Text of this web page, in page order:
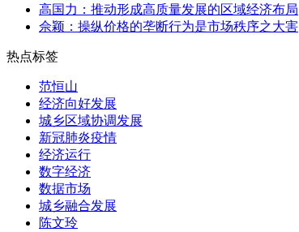
高国力：推动形成高质量发展的区域经济布局
佘颖：操纵价格的垄断行为是市场秩序之大害
热点标签
范恒山
经济向好发展
城乡区域协调发展
新冠肺炎疫情
经济运行
数字经济
数据市场
城乡融合发展
陈文玲